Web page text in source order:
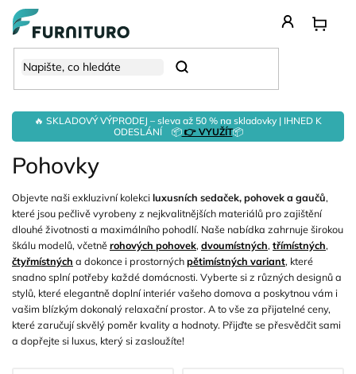
Přejít
obsah
🔥 SKLADOVÝ VÝPRODEJ – sleva až 50 % na skladovky | IHNED K
ODESLÁNÍ 📦👉 VYUŽÍT📦
Hledat
Pohovky
Objevte naši exkluzivní kolekciluxusních sedaček, pohovek a gaučů,
které jsou pečlivě vyrobeny z nejkvalitnějších materiálů pro zajištění
dlouhé životnosti a maximálního pohodlí. Naše nabídka zahrnuje širokou
škálu modelů, včetněrohových pohovek, dvoumístných, třímístných,
čtyřmístných a dokonce i prostornýchpětimístných variant, které
snadno splní potřeby každé domácnosti. Vyberte si z různých designů a
stylů, které elegantně doplní interiér vašeho domova a poskytnou vám i
vašim blízkým dokonalý relaxační prostor. A to vše za přijatelné ceny,
které zaručují skvělý poměr kvality a hodnoty. Přijďte se přesvědčit sami
a dopřejte si luxus, který si zasloužíte!